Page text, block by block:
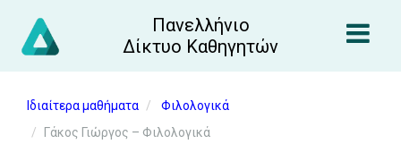
Πανελλήνιο
Δίκτυο Καθηγητών
Ιδιαίτερα μαθήματα
Φιλολογικά
Γάκος Γιώργος – Φιλολογικά